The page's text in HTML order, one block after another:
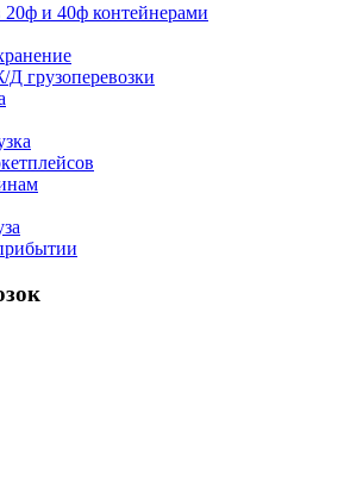
20ф и 40ф контейнерами
грузоперевозки